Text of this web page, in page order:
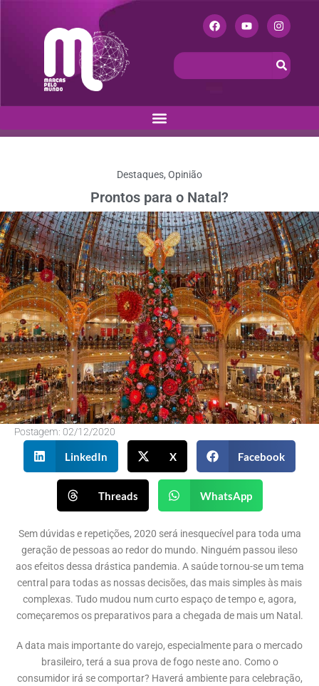
Destaques, Opinião
Prontos para o Natal?
Postagem: 02/12/2020
LinkedIn X Facebook
Threads WhatsApp
Sem dúvidas e repetições, 2020 será inesquecível para toda uma
geração de pessoas ao redor do mundo. Ninguém passou ileso
aos efeitos dessa drástica pandemia. A saúde tornou-se um tema
central para todas as nossas decisões, das mais simples às mais
complexas. Tudo mudou num curto espaço de tempo e, agora,
começaremos os preparativos para a chegada de mais um Natal.
A data mais importante do varejo, especialmente para o mercado
brasileiro, terá a sua prova de fogo neste ano. Como o
consumidor irá se comportar? Haverá ambiente para celebração,